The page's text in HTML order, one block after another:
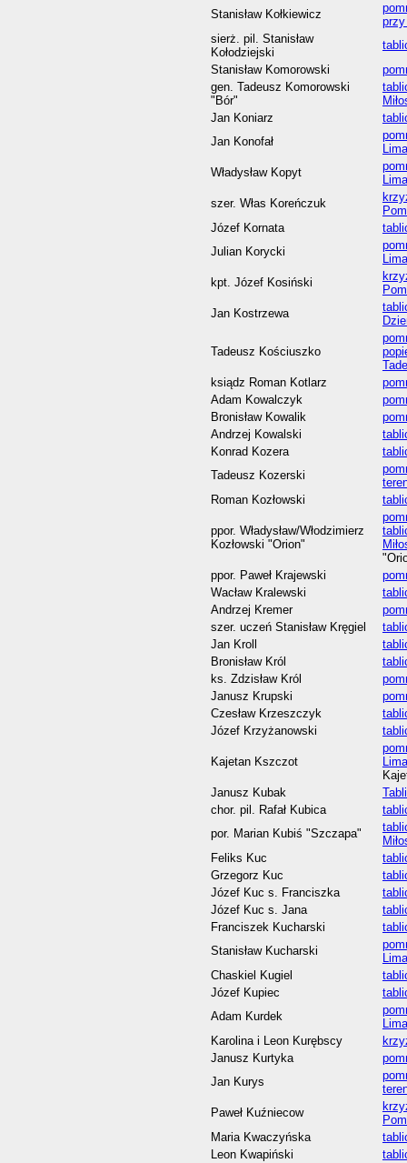
Stanisław Kołkiewicz
sierż. pil. Stanisław
Kołodziejski
Stanisław Komorowski
gen. Tadeusz Komorowski
"Bór"
Jan Koniarz
Jan Konofał
Władysław Kopyt
szer. Włas Koreńczuk
Józef Kornata
Julian Korycki
kpt. Józef Kosiński
Jan Kostrzewa
Tadeusz Kościuszko
ksiądz Roman Kotlarz
Adam Kowalczyk
Bronisław Kowalik
Andrzej Kowalski
Konrad Kozera
Tadeusz Kozerski
Roman Kozłowski
ppor. Władysław/Włodzimierz
Kozłowski "Orion"
ppor. Paweł Krajewski
Wacław Kralewski
Andrzej Kremer
szer. uczeń Stanisław Kręgiel
Jan Kroll
Bronisław Król
ks. Zdzisław Król
Janusz Krupski
Czesław Krzeszczyk
Józef Krzyżanowski
Kajetan Kszczot
Janusz Kubak
chor. pil. Rafał Kubica
por. Marian Kubiś "Szczapa"
Feliks Kuc
Grzegorz Kuc
Józef Kuc s. Franciszka
Józef Kuc s. Jana
Franciszek Kucharski
Stanisław Kucharski
Chaskiel Kugiel
Józef Kupiec
Adam Kurdek
Karolina i Leon Kurębscy
Janusz Kurtyka
Jan Kurys
Paweł Kuźniecow
Maria Kwaczyńska
Leon Kwapiński